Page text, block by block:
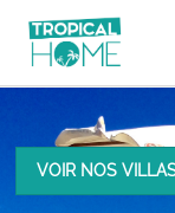
VOIR NOS